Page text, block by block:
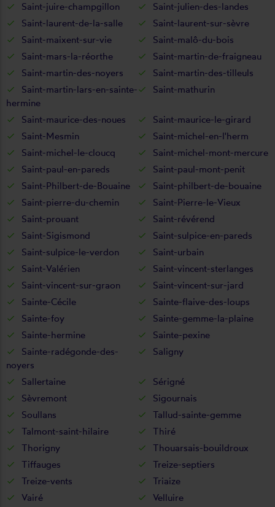
Saint-juire-champgillon
Saint-julien-des-landes
Saint-laurent-de-la-salle
Saint-laurent-sur-sèvre
Saint-maixent-sur-vie
Saint-malô-du-bois
Saint-mars-la-réorthe
Saint-martin-de-fraigneau
Saint-martin-des-noyers
Saint-martin-des-tilleuls
Saint-martin-lars-en-sainte-
hermine
Saint-mathurin
Saint-maurice-des-noues
Saint-maurice-le-girard
Saint-Mesmin
Saint-michel-en-l'herm
Saint-michel-le-cloucq
Saint-michel-mont-mercure
Saint-paul-en-pareds
Saint-paul-mont-penit
Saint-Philbert-de-Bouaine
Saint-philbert-de-bouaine
Saint-pierre-du-chemin
Saint-Pierre-le-Vieux
Saint-prouant
Saint-révérend
Saint-Sigismond
Saint-sulpice-en-pareds
Saint-sulpice-le-verdon
Saint-urbain
Saint-Valérien
Saint-vincent-sterlanges
Saint-vincent-sur-graon
Saint-vincent-sur-jard
Sainte-Cécile
Sainte-flaive-des-loups
Sainte-foy
Sainte-gemme-la-plaine
Sainte-hermine
Sainte-pexine
Sainte-radégonde-des-
noyers
Saligny
Sallertaine
Sérigné
Sèvremont
Sigournais
Soullans
Tallud-sainte-gemme
Talmont-saint-hilaire
Thiré
Thorigny
Thouarsais-bouildroux
Tiffauges
Treize-septiers
Treize-vents
Triaize
Vairé
Velluire